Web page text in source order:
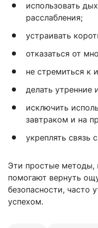
использовать
расслабления;
устраивать
отказаться от
не стремиться к
делать утренние
исключить
завтраком и на
укреплять связь
Эти простые методы,
помогают вернуть
безопасности, часто
успехом.